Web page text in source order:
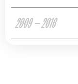
2009 — 2016